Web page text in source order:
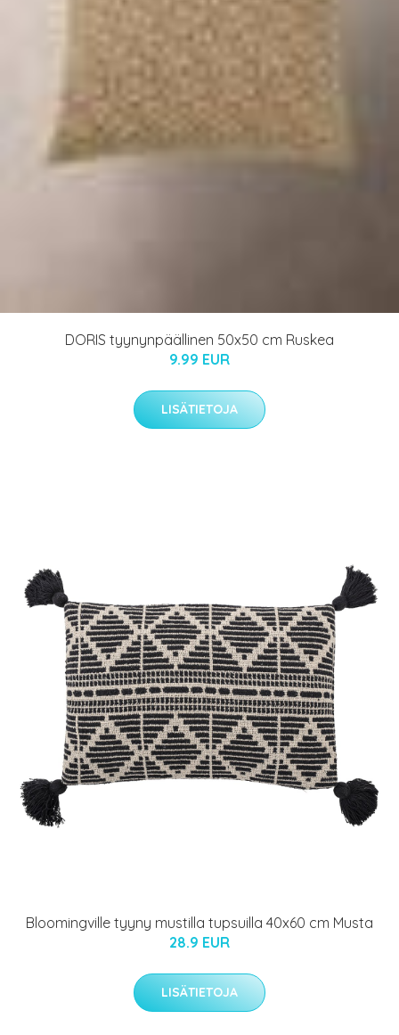
DORIS tyynynpäällinen 50x50 cm Ruskea
9.99 EUR
LISÄTIETOJA
Bloomingville tyyny mustilla tupsuilla 40x60 cm Musta
28.9 EUR
LISÄTIETOJA